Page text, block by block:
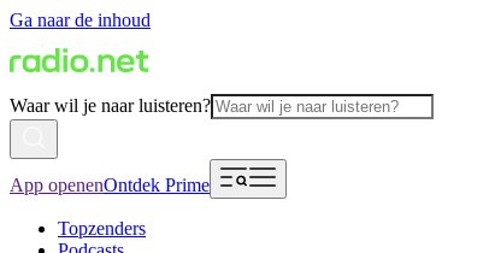
Ga naar de inhoud
Waar wil je naar luisteren?
App openenOntdek Prime
Topzenders